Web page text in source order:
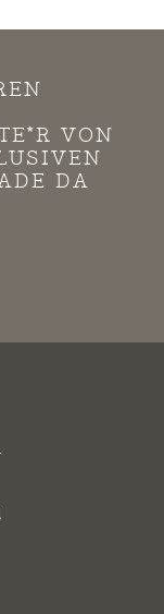
VON
DA